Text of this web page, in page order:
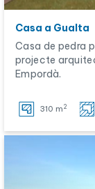
Casa a Gualta
Casa de pedra
projecte
Empordà.
310 m 2